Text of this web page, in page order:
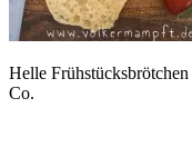
Helle
Co.